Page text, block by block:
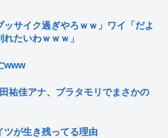
サイク過ぎやろｗｗ」ワイ「だよ
たいわｗｗｗ」
www
祐佳アナ、ブラタモリでまさかの
が生き残ってる理由